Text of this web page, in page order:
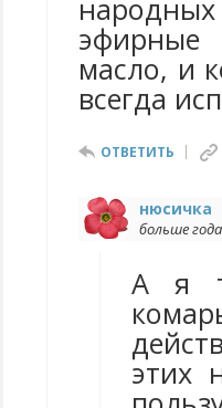
эфирные
масло, и
всегда
ОТВЕТИТЬ
нюсичка
больше
А я
этих